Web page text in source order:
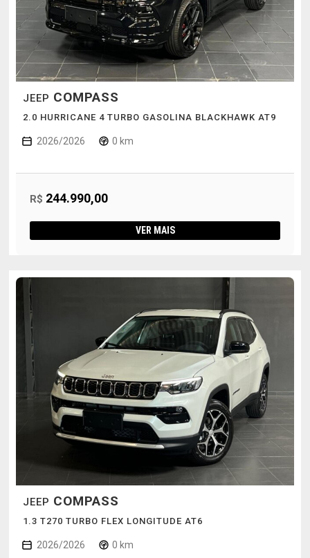
JEEP COMPASS
2.0 HURRICANE 4 TURBO GASOLINA BLACKHAWK AT9
2026/2026 0 km
R$ 244.990,00
VER MAIS
JEEP COMPASS
1.3 T270 TURBO FLEX LONGITUDE AT6
2026/2026 0 km